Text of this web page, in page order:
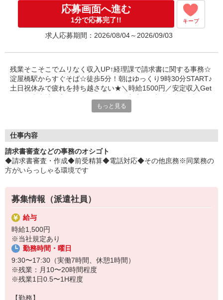
応募画面へ進む
1分で応募完了!! キープ
求人応募期間：2026/08/04～2026/09/03
残業そこそこでムリなく収入UP↑経理課で請求書に関する事務☆
淀屋橋駅からすぐそば☆徒歩5分！朝はゆっくり9時30分START♪
土日祝休みで疲れを持ち越さない★＼時給1500円／安定収入Get
「応募するか悩む…」
そんな方も安心してご応募ください。
しっかりお話を聞いて頂いてから
選考に進むかどうか考えていただけます◎
私達がご希望に合ったお仕事をご紹介します。
・結婚を機に働き方を変えたい
・出産後も働ける仕事に就きたい
・資格を活かして働きたい
・資格はないけど働ける仕事を見つけたい
もっと見る
仕事内容
請求書審査などの事務のオシゴト
◆請求書審査・作成◆前受精算◆電話対応◆その他庶務※同業務の
方がいらっしゃる環境です
募集情報（派遣社員）
給与
時給1,500円
※当社規定あり
勤務時間・曜日
9:30〜17:30（実働7時間、休憩1時間）
※残業：月10〜20時間程度
※残業1日0.5〜1H程度
【勤務】